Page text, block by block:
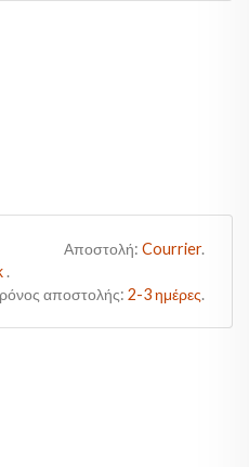
Αποστολή: Courrier.
.
αποστολής: 2-3 ημέρες.